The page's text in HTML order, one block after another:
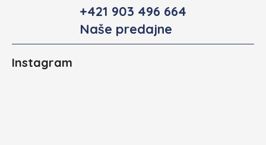
+421 903 496 664
Naše predajne
Instagram